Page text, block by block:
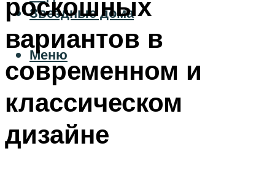
Звездные дома
Меню
вариантов в
современном и
классическом
дизайне